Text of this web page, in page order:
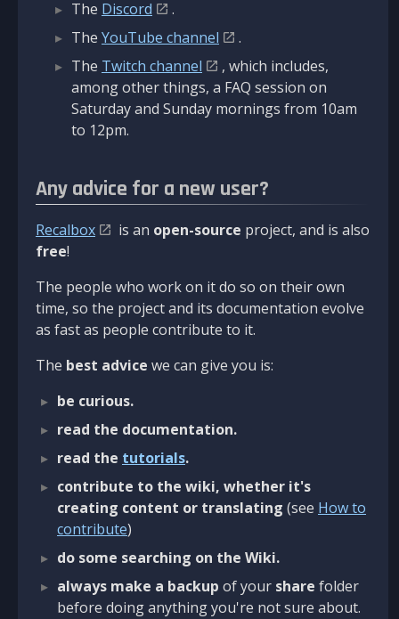
The Discord
.
The YouTube channel
.
The Twitch channel
, which includes,
among other things, a FAQ session on
Saturday and Sunday mornings from 10am
to 12pm.
Any advice for a new user?
Recalbox is an open-source project, and is also
free!
The people who work on it do so on their own
time, so the project and its documentation evolve
as fast as people contribute to it.
The best advice we can give you is:
be curious.
read the documentation.
read the tutorials.
contribute to the wiki, whether it's
creating content or translating (see How to
contribute)
do some searching on the Wiki.
always make a backup of your share folder
before doing anything you're not sure about.